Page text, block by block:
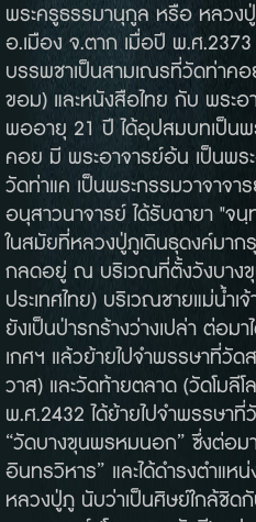
พระครูธรรมานุกูล หรือ หลว
อ.เมือง จ.ตาก เมื่อปี พ.ศ
บรรพชาเป็นสามเณรที่วัดท่าค
ขอม) และหนังสือไทย กับ พระอ
พออายุ 21 ปี ได้อุปสมบทเป็น
คอย มี พระอาจารย์อ้น เป็นพ
วัดท่าแค เป็นพระกรรมวาจาจา
อนุสาวนาจารย์ ได้รับฉายา "จนฺ
ในสมัยที่หลวงปู่ภูเดินธุดงค์มาก
กลดอยู่ ณ บริเวณที่ตั้งวังบาง
ประเทศไทย) บริเวณชายแม่น้ำ
ยังเป็นป่ารกร้างว่างเปล่า ต่อม
เกศฯ แล้วย้ายไปจำพรรษาที่วั
วาส) และวัดท้ายตลาด (วัดโมลี
พ.ศ.2432 ได้ย้ายไปจำพรรษา
“วัดบางขุนพรหมนอก” ซึ่งต่อม
อินทรวิหาร” และได้ดำรงตำแห
หลวงปู่ภู นับว่าเป็นศิษย์ใกล้ชิด